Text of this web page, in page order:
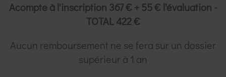
Acompte à l'inscription 367 € + 55 € l'évaluation -
TOTAL 422 €
Aucun remboursement ne se fera sur un dossier
supérieur à 1 an